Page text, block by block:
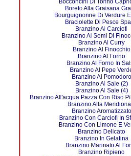
Bocconcini Di Tonno
Boreto Alla Graisana
Bourguignonne Di Verdure
Braciolette Di Pesce
Branzino Ai Carciofi
Branzino Ai Semi Di
Branzino Al Curry
Branzino Al Finocchio
Branzino Al Forno
Branzino Al Forno In
Branzino Al Pepe
Branzino Al Pomodoro
Branzino Al Sale (2)
Branzino Al Sale (4)
Branzino All'acqua Pazza Con Riso
Branzino Alla
Branzino Aromatizzato
Branzino Con Carciofi In
Branzino Con Limone E
Branzino Delicato
Branzino In Gelatina
Branzino Marinato Al
Branzino Ripieno